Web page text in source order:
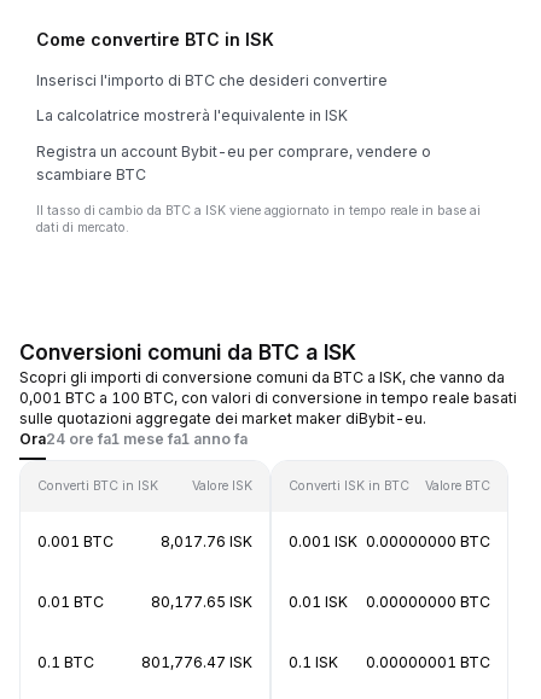
Come convertire BTC in ISK
Inserisci l'importo di BTC che desideri convertire
La calcolatrice mostrerà l'equivalente in ISK
Registra un account Bybit-eu per comprare, vendere o
scambiare BTC
Il tasso di cambio da BTC a ISK viene aggiornato in tempo reale in base ai
dati di mercato.
Conversioni comuni da BTC a ISK
Scopri gli importi di conversione comuni da BTC a ISK, che vanno da
0,001 BTC a 100 BTC, con valori di conversione in tempo reale basati
sulle quotazioni aggregate dei market maker diBybit-eu.
Ora24 ore fa1 mese fa1 anno fa
Converti BTC in ISK Valore ISK
0.001 BTC 8,017.76 ISK
0.01 BTC 80,177.65 ISK
0.1 BTC 801,776.47 ISK
Converti ISK in BTC Valore BTC
0.001 ISK 0.00000000 BTC
0.01 ISK 0.00000000 BTC
0.1 ISK 0.00000001 BTC